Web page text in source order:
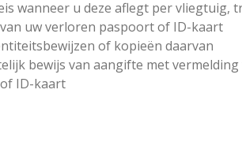
wanneer u deze aflegt per vliegtuig,
uw verloren paspoort of ID-kaart
of kopieën daarvan
bewijs van aangifte met
ID-kaart